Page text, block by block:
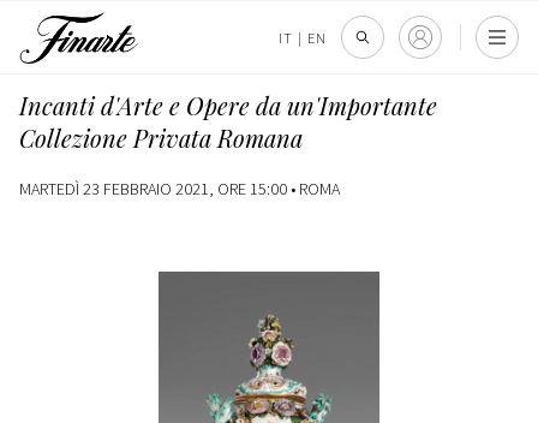
IT | EN
Incanti d'Arte e Opere da un'Importante
Collezione Privata Romana
MARTEDÌ 23 FEBBRAIO 2021, ORE 15:00 • ROMA